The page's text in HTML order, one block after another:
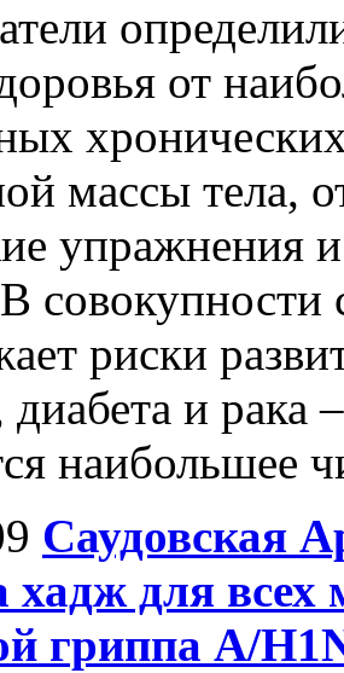
от
массы тела,
упражнения
риски
диабета и рака
наибольшее
Саудовская
для всех
гриппа А/